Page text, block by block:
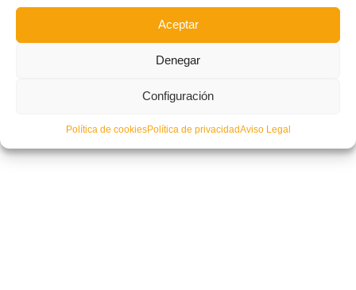
Aceptar
Denegar
Configuración
Política de cookiesPolítica de privacidadAviso Legal
CONVOCATORIA OFICIAL: Esta es la Selecció Valenciana masculina
sub16 de futsal que disputará la Fase Previa del CESA en Málaga